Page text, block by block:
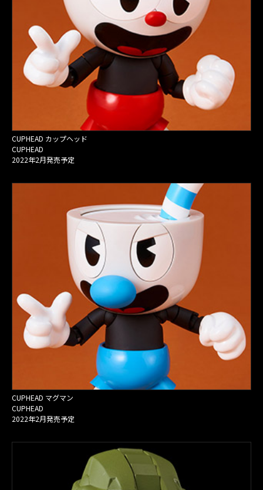
CUPHEAD カップヘッド
CUPHEAD
2022年2月発売予定
CUPHEAD マグマン
CUPHEAD
2022年2月発売予定